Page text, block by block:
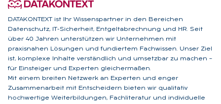
DATAKONTEXT ist Ihr Wissenspartner in den Bereichen
Datenschutz, IT-Sicherheit, Entgeltabrechnung und HR. Seit
über 40 Jahren unterstützen wir Unternehmen mit
praxisnahen Lösungen und fundiertem Fachwissen. Unser Ziel
ist, komplexe Inhalte verständlich und umsetzbar zu machen –
für Einsteiger und Experten gleichermaßen.
Mit einem breiten Netzwerk an Experten und enger
Zusammenarbeit mit Entscheidern bieten wir qualitativ
hochwertige Weiterbildungen, Fachliteratur und individuelle